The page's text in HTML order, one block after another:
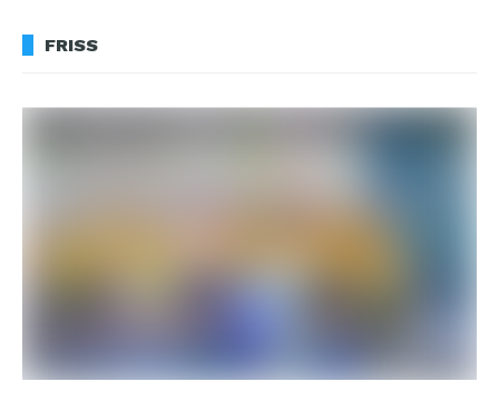
FRISS